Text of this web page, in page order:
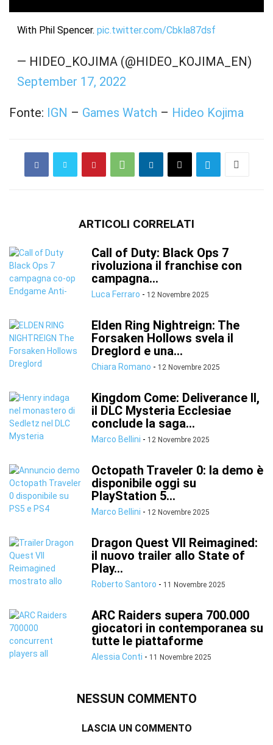
With Phil Spencer. pic.twitter.com/Cbkla87dsf
— HIDEO_KOJIMA (@HIDEO_KOJIMA_EN)
September 17, 2022
Fonte: IGN – Games Watch – Hideo Kojima
ARTICOLI CORRELATI
Call of Duty: Black Ops 7
rivoluziona il franchise con
campagna...
Luca Ferraro - 12 Novembre 2025
Elden Ring Nightreign: The
Forsaken Hollows svela il
Dreglord e una...
Chiara Romano - 12 Novembre 2025
Kingdom Come: Deliverance II,
il DLC Mysteria Ecclesiae
conclude la saga...
Marco Bellini - 12 Novembre 2025
Octopath Traveler 0: la demo è
disponibile oggi su
PlayStation 5...
Marco Bellini - 12 Novembre 2025
Dragon Quest VII Reimagined:
il nuovo trailer allo State of
Play...
Roberto Santoro - 11 Novembre 2025
ARC Raiders supera 700.000
giocatori in contemporanea su
tutte le piattaforme
Alessia Conti - 11 Novembre 2025
NESSUN COMMENTO
LASCIA UN COMMENTO